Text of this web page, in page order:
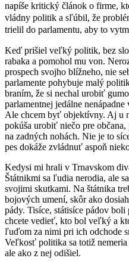
napíše kritický článok o firme,
vládny politik a sľúbil, že
trielil do parlamentu, aby to
Keď prišiel veľký politik, bez
rabaka a pomohol mu von.
prospech svojho blížneho, nie
parlamente pohybuje malý
braním, že si nechal urobiť
parlamentnej jedálne
Ale chcem byť objektívny. Aj u
pokúša urobiť niečo pre
na zadných nohách. Nie je to
pes dokáže zvládnuť aspoň
Kedysi mi hrali v Trnavskom
Štátnikmi sa ľudia nerodia, ale
svojimi skutkami. Na štátnika
bojových umení, skôr ako
pády. Tisíce, státisíce pádov
chcete vedieť, kto bol veľký a
ľuďom za nimi pri ich odchode
Veľkosť politika sa totiž
ale ako z nej odišiel.